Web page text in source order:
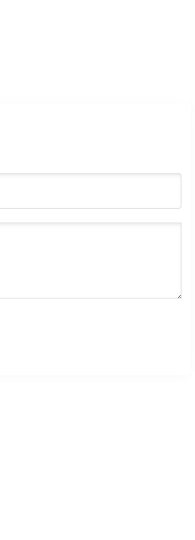
заезда не только
соперников.